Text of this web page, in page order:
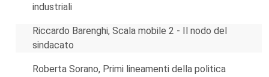
industriali
Riccardo Barenghi, Scala mobile 2 - Il nodo del
sindacato
Roberta Sorano, Primi lineamenti della politica